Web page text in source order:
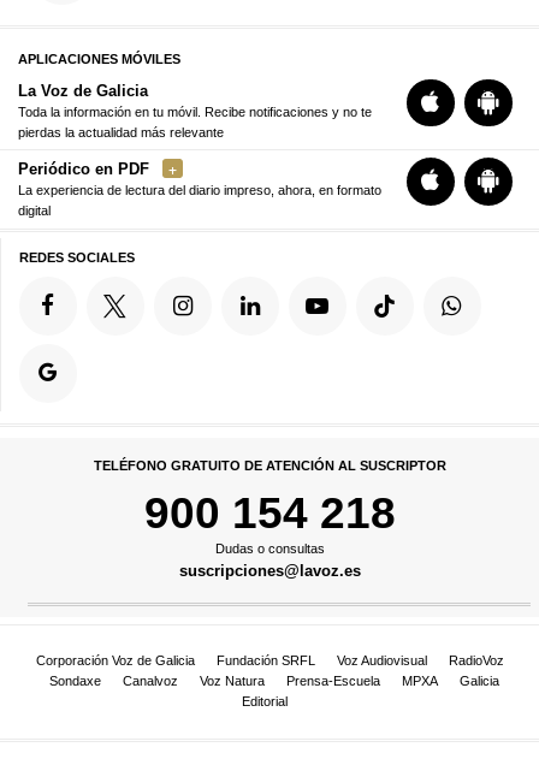
APLICACIONES MÓVILES
La Voz de Galicia
Toda la información en tu móvil. Recibe notificaciones y no te
pierdas la actualidad más relevante
Periódico en PDF
La experiencia de lectura del diario impreso, ahora, en formato
digital
REDES SOCIALES
TELÉFONO GRATUITO DE ATENCIÓN AL SUSCRIPTOR
900 154 218
Dudas o consultas
suscripciones@lavoz.es
Corporación Voz de Galicia Fundación SRFL Voz Audiovisual
RadioVoz
Sondaxe
Canalvoz Voz Natura Prensa-Escuela MPXA
Galicia
Editorial